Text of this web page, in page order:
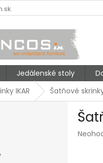
Jedálenské stoly
IKAR Šatňové